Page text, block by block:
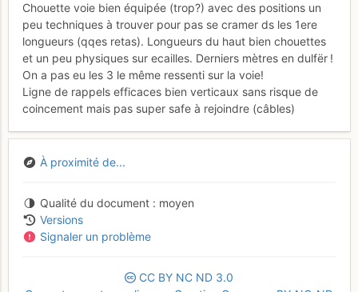
Chouette voie bien équipée (trop?) avec des positions un
peu techniques à trouver pour pas se cramer ds les 1ere
longueurs (qqes retas). Longueurs du haut bien chouettes
et un peu physiques sur ecailles. Derniers mètres en dulfër !
On a pas eu les 3 le même ressenti sur la voie!
Ligne de rappels efficaces bien verticaux sans risque de
coincement mais pas super safe à rejoindre (câbles)
À proximité de...
Qualité du document
moyen
Versions
Signaler un problème
CC BY NC ND 3.0